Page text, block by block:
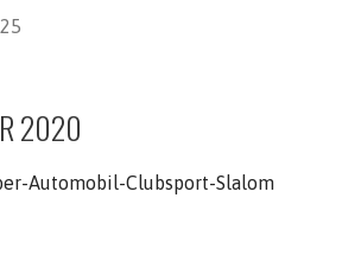
2020
Automobil-Clubsport-Slalom